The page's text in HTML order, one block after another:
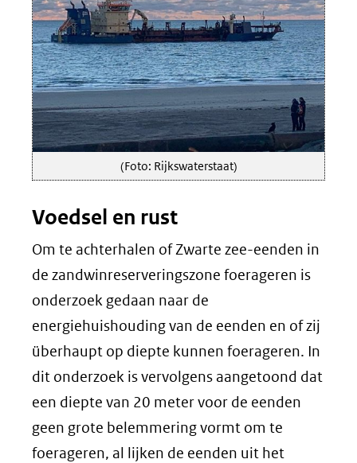
(Foto: Rijkswaterstaat)
Voedsel en rust
Om te achterhalen of Zwarte zee-eenden in
de zandwinreserveringszone foerageren is
onderzoek gedaan naar de
energiehuishouding van de eenden en of zij
überhaupt op diepte kunnen foerageren. In
dit onderzoek is vervolgens aangetoond dat
een diepte van 20 meter voor de eenden
geen grote belemmering vormt om te
foerageren, al lijken de eenden uit het